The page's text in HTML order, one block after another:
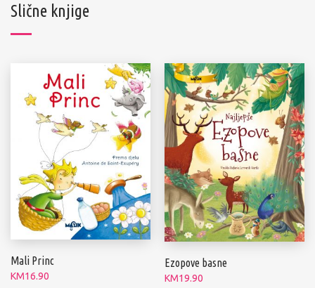
Slične knjige
Mali Princ
KM16.90
Ezopove basne
KM19.90